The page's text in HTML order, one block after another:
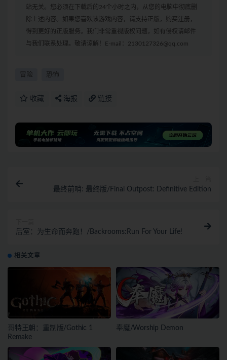
站无关。您必须在下载后的24个小时之内，从您的电脑中彻底删
除上述内容。如果您喜欢该游戏内容，请支持正版，购买注册，
得到更好的正版服务。我们非常重视版权问题，如有侵权请邮件
与我们联系处理。敬请谅解！E-mail：2130127326@qq.com
冒险 恐怖
收藏 海报 链接
最终前哨: 最终版/Final Outpost: Definitive Edition
后室：为生命而奔跑！/Backrooms:Run For Your Life!
相关文章
哥特王朝：重制版/Gothic 1
Remake
奉魔/Worship Demon